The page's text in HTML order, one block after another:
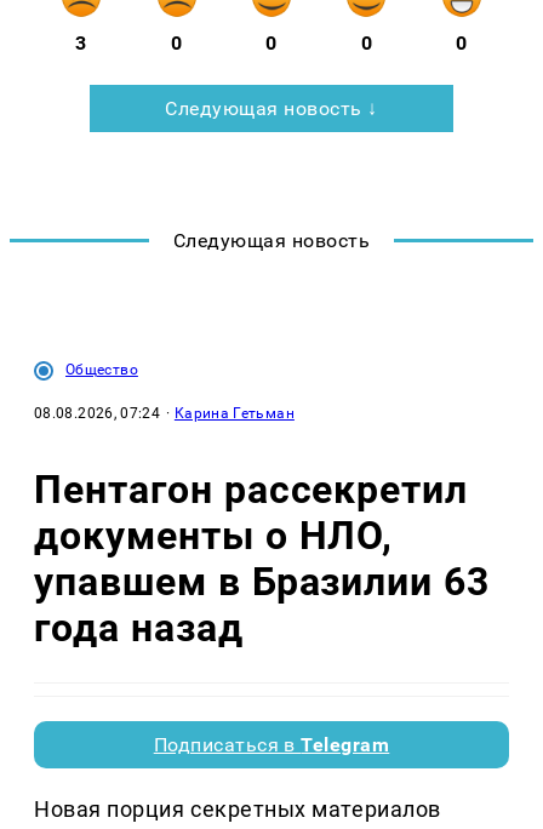
3 0 0 0 0
Следующая новость ↓
Следующая новость
Общество
08.08.2026, 07:24 · Карина Гетьман
Пентагон рассекретил
документы о НЛО,
упавшем в Бразилии 63
года назад
Подписаться вTelegram
Новая порция секретных материалов